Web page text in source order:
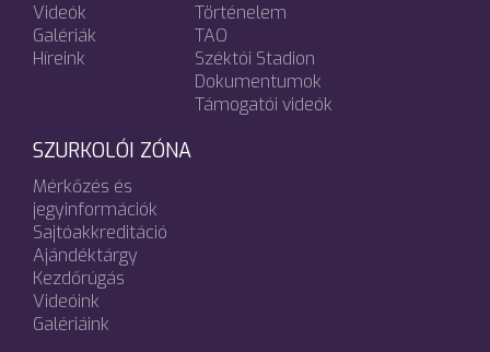
Videók
Galériák
Híreink
Történelem
TAO
Széktói Stadion
Dokumentumok
Támogatói videók
SZURKOLÓI ZÓNA
Mérkőzés és
jegyinformációk
Sajtóakkreditáció
Ajándéktárgy
Kezdőrúgás
Videóink
Galériáink